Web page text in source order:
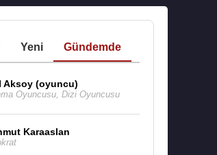
Yeni Gündemde
Aksoy (oyuncu)
Oyuncusu, Dizi Oyuncusu
Karaaslan